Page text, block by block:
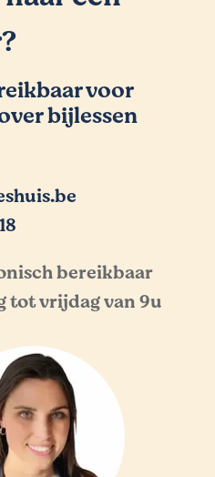
voor
bijlessen
bereikbaar
tot vrijdag van 9u